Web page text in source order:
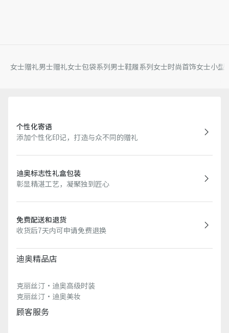
女士赠礼男士赠礼女士包袋系列男士鞋履系列女士时尚首饰女士小型
个性化寄语
添加个性化印记，打造与众不同的赠礼
迪奥标志性礼盒包装
彰显精湛工艺，凝聚独到匠心
免费配送和退货
收货后7天内可申请免费退换
迪奥精品店
克丽丝汀·迪奥高级时装
克丽丝汀·迪奥美妆
顾客服务